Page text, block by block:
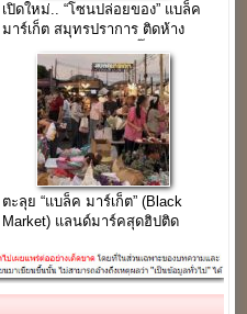
เปิดใหม่.. “โซนปล่อยของ” แบล็ค
มาร์เก็ต สมุทรปราการ ติดห้าง
ตะลุย “แบล็ค มาร์เก็ต” (Black
Market) แลนด์มาร์คสุดฮิปติด
2026!